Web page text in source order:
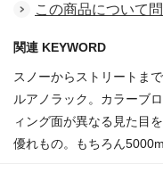
この商品について
関連 KEYWORD
スノーからストリートま
ルアノラック。カラーブ
ィング面が異なる見た目
優れもの。もちろん